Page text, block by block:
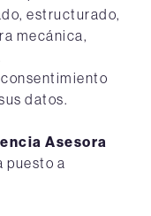
estructurado,
mecánica,
datos.
Asesora
puesto a